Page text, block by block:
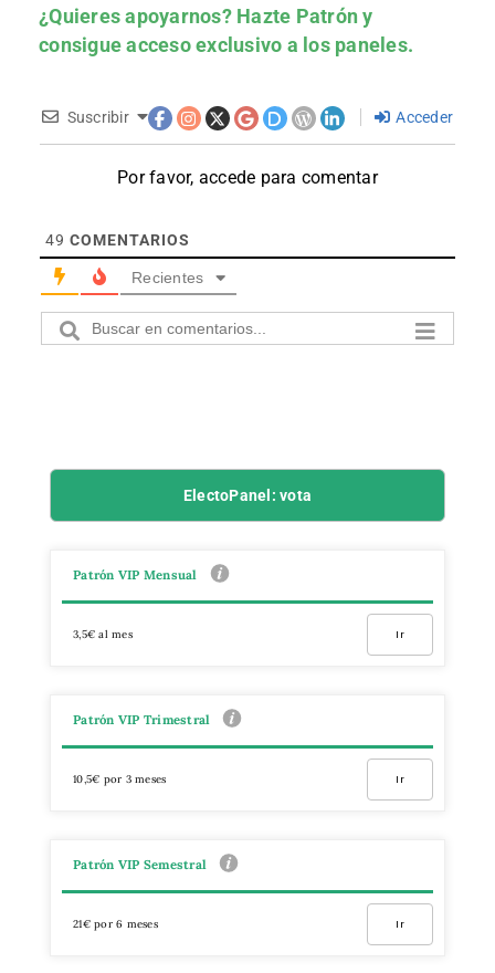
¿Quieres apoyarnos? Hazte Patróny
consigue acceso exclusivo a los paneles.
Suscribir Acceder
Por favor, accede para comentar
49 COMENTARIOS
Recientes
ElectoPanel: vota
Patrón VIP Mensual
3,5€ al mes Ir
Patrón VIP Trimestral
10,5€ por 3 meses Ir
Patrón VIP Semestral
21€ por 6 meses Ir